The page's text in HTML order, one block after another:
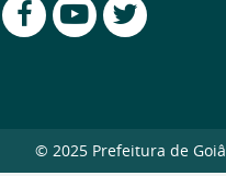
© 2025 Prefeitura de